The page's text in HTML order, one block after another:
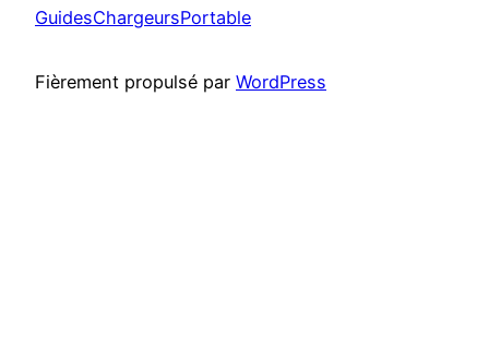
GuidesChargeursPortable
Fièrement propulsé par WordPress